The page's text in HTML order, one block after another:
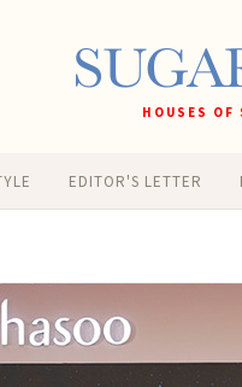
HOUSES
EDITOR'S LETTER